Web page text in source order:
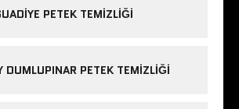
PETEK TEMIZLIĞI
DUMLUPINAR PETEK TEMIZLIĞI